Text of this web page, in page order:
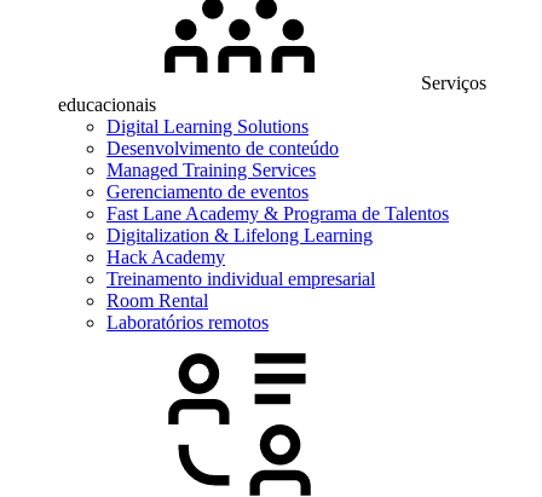
Serviços
educacionais
Digital Learning Solutions
Desenvolvimento de conteúdo
Managed Training Services
Gerenciamento de eventos
Fast Lane Academy & Programa de Talentos
Digitalization & Lifelong Learning
Hack Academy
Treinamento individual empresarial
Room Rental
Laboratórios remotos